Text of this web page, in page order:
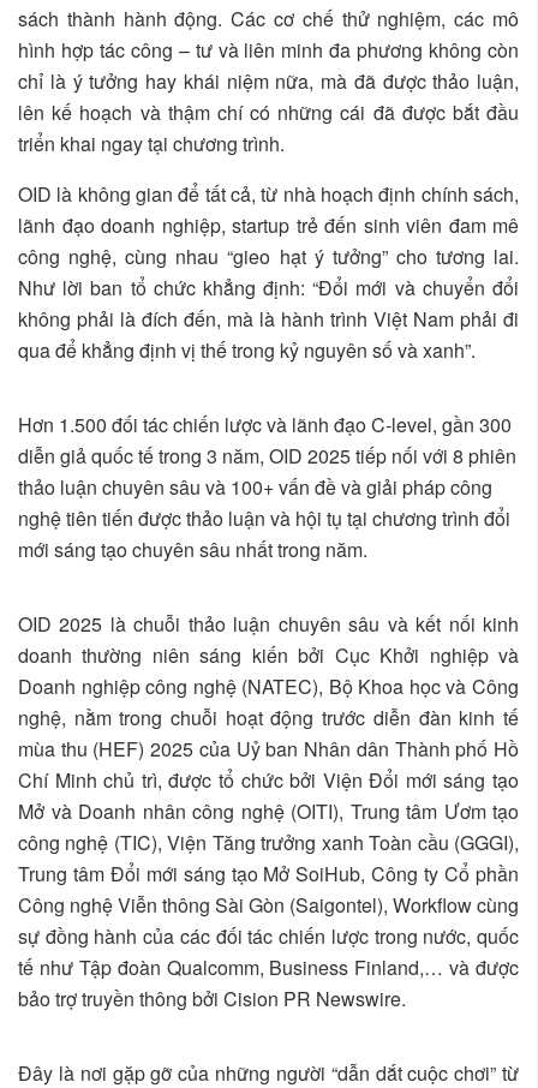
sách thành hành động. Các cơ chế thử nghiệm, các mô
hình hợp tác công – tư và liên minh đa phương không còn
chỉ là ý tưởng hay khái niệm nữa, mà đã được thảo luận,
lên kế hoạch và thậm chí có những cái đã được bắt đầu
triển khai ngay tại chương trình.
OID là không gian để tất cả, từ nhà hoạch định chính sách,
lãnh đạo doanh nghiệp, startup trẻ đến sinh viên đam mê
công nghệ, cùng nhau “gieo hạt ý tưởng” cho tương lai.
Như lời ban tổ chức khẳng định: “Đổi mới và chuyển đổi
không phải là đích đến, mà là hành trình Việt Nam phải đi
qua để khẳng định vị thế trong kỷ nguyên số và xanh”.
Hơn 1.500 đối tác chiến lược và lãnh đạo C-level, gần 300
diễn giả quốc tế trong 3 năm, OID 2025 tiếp nối với 8 phiên
thảo luận chuyên sâu và 100+ vấn đề và giải pháp công
nghệ tiên tiến được thảo luận và hội tụ tại chương trình đổi
mới sáng tạo chuyên sâu nhất trong năm.
OID 2025 là chuỗi thảo luận chuyên sâu và kết nối kinh
doanh thường niên sáng kiến bởi Cục Khởi nghiệp và
Doanh nghiệp công nghệ (NATEC), Bộ Khoa học và Công
nghệ, nằm trong chuỗi hoạt động trước diễn đàn kinh tế
mùa thu (HEF) 2025 của Uỷ ban Nhân dân Thành phố Hồ
Chí Minh chủ trì, được tổ chức bởi Viện Đổi mới sáng tạo
Mở và Doanh nhân công nghệ (OITI), Trung tâm Ươm tạo
công nghệ (TIC), Viện Tăng trưởng xanh Toàn cầu (GGGI),
Trung tâm Đổi mới sáng tạo Mở SoiHub, Công ty Cổ phần
Công nghệ Viễn thông Sài Gòn (Saigontel), Workflow cùng
sự đồng hành của các đối tác chiến lược trong nước, quốc
tế như Tập đoàn Qualcomm, Business Finland,… và được
bảo trợ truyền thông bởi Cision PR Newswire.
Đây là nơi gặp gỡ của những người “dẫn dắt cuộc chơi” từ